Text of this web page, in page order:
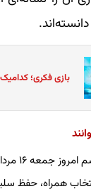
بازی فکری؛
همراه، حفظ